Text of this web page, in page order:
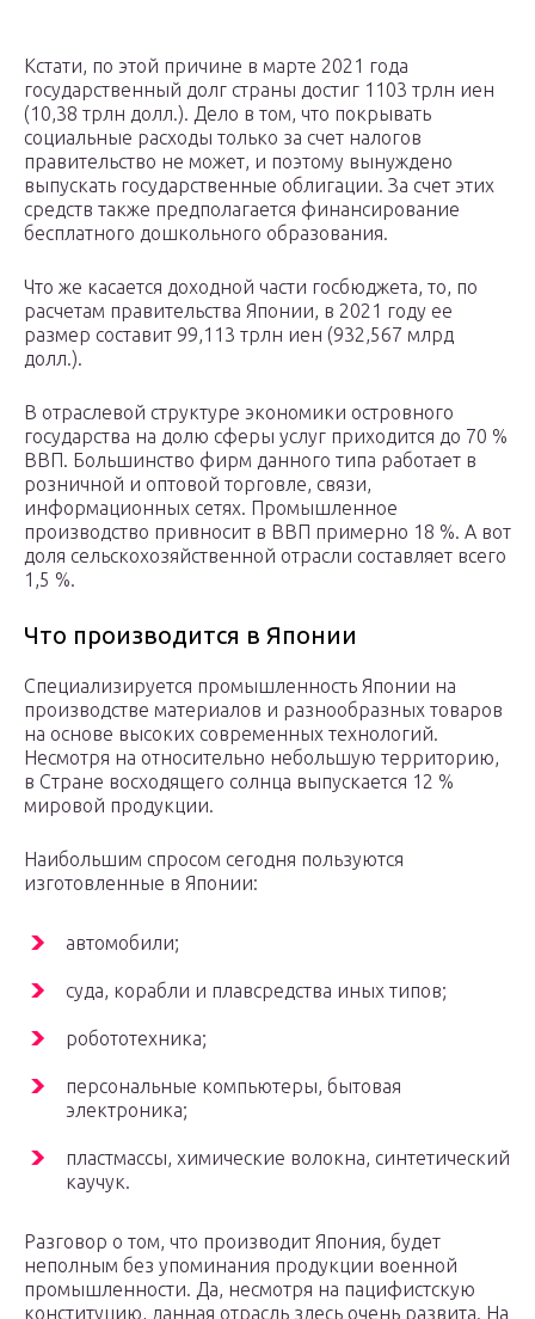
Кстати, по этой причине в марте 2021 года
государственный долг страны достиг 1103 трлн иен
(10,38 трлн долл.). Дело в том, что покрывать
социальные расходы только за счет налогов
правительство не может, и поэтому вынуждено
выпускать государственные облигации. За счет этих
средств также предполагается финансирование
бесплатного дошкольного образования.
Что же касается доходной части госбюджета, то, по
расчетам правительства Японии, в 2021 году ее
размер составит 99,113 трлн иен (932,567 млрд
долл.).
В отраслевой структуре экономики островного
государства на долю сферы услуг приходится до 70 %
ВВП. Большинство фирм данного типа работает в
розничной и оптовой торговле, связи,
информационных сетях. Промышленное
производство привносит в ВВП примерно 18 %. А вот
доля сельскохозяйственной отрасли составляет всего
1,5 %.
Что производится в Японии
Специализируется промышленность Японии на
производстве материалов и разнообразных товаров
на основе высоких современных технологий.
Несмотря на относительно небольшую территорию,
в Стране восходящего солнца выпускается 12 %
мировой продукции.
Наибольшим спросом сегодня пользуются
изготовленные в Японии:
автомобили;
суда, корабли и плавсредства иных типов;
робототехника;
персональные компьютеры, бытовая
электроника;
пластмассы, химические волокна, синтетический
каучук.
Разговор о том, что производит Япония, будет
неполным без упоминания продукции военной
промышленности. Да, несмотря на пацифистскую
конституцию, данная отрасль здесь очень развита. На